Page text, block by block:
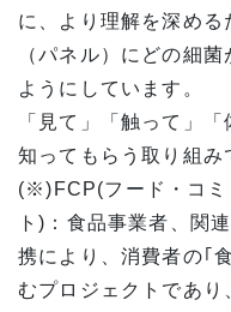
に、より理解を深め
（パネル）にどの細
ようにしています。
「見て」「触って」
知ってもらう取り組み
(※)FCP(フード・コミ
ト)：食品事業者、関
携により、消費者の｢
むプロジェクトであり